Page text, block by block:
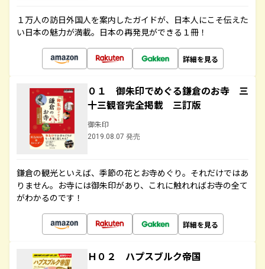
１万人の訪日外国人を案内したガイドが、日本人にこそ伝えた
い日本の魅力が満載。日本の再発見ができる１冊！
詳細を見る
０１ 御朱印でめぐる鎌倉のお寺 三
十三観音完全掲載 三訂版
御朱印
2019.08.07 発売
鎌倉の観光といえば、季節の花とお寺めぐり。それだけではあ
りません。お寺には御朱印があり、これに触れればお寺の全て
がわかるのです！
詳細を見る
Ｈ０２ ハプスブルク帝国